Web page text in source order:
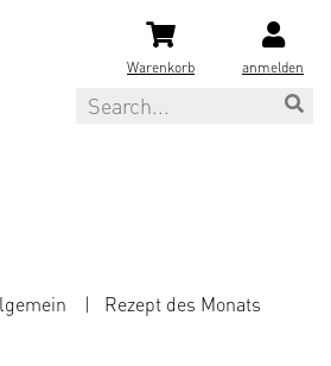
Warenkorb anmelden
Search
Rezept des Monats